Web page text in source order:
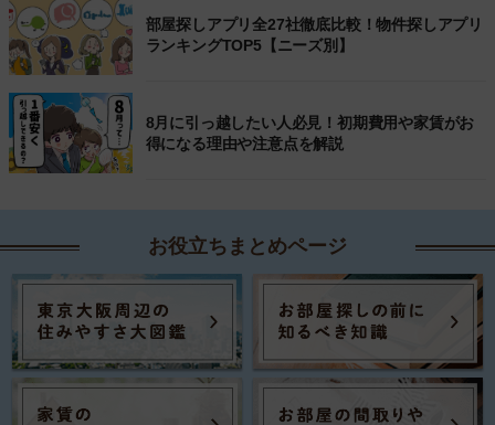
部屋探しアプリ全27社徹底比較！物件探しアプリ
ランキングTOP5【ニーズ別】
8月に引っ越したい人必見！初期費用や家賃がお
得になる理由や注意点を解説
お役立ちまとめページ